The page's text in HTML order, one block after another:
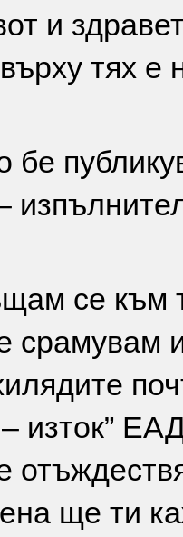
и
тях
бе
се към
срамувам
изток”
ще ти